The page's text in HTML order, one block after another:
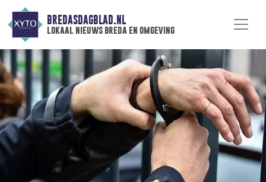
BREDASDAGBLAD.NL
lokaal nieuws breda en omgeving